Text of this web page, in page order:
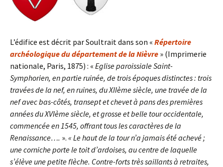
L’édifice est décrit par Soultrait dans son « Répertoire
archéologique du département de la Nièvre » (Imprimerie
nationale, Paris, 1875) : « Eglise paroissiale Saint-
Symphorien, en partie ruinée, de trois époques distinctes : trois
travées de la nef, en ruines, du XIIème siècle, une travée de la
nef avec bas-côtés, transept et chevet à pans des premières
années du XVIème siècle, et grosse et belle tour occidentale,
commencée en 1545, offrant tous les caractères de la
Renaissance…. ». « Le haut de la tour n’a jamais été achevé ;
une corniche porte le toit d’ardoises, au centre de laquelle
s’élève une petite flèche. Contre-forts très saillants à retraites,